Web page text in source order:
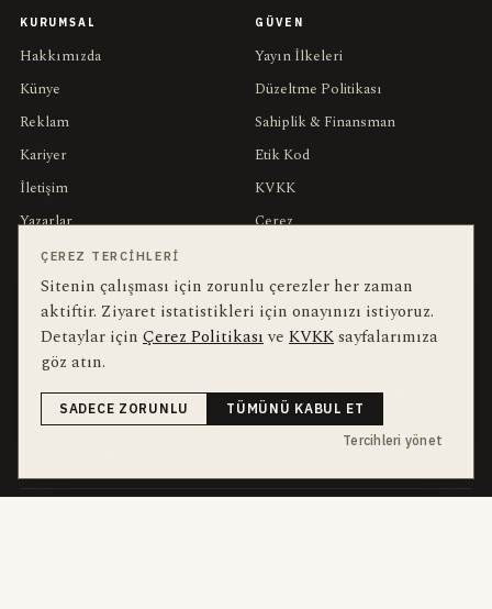
KURUMSAL
Hakkımızda
Künye
Reklam
Kariyer
İletişim
Yazarlar
Muhabirler
Editörler
GÜVEN
Yayın İlkeleri
Düzeltme Politikası
Sahiplik & Finansman
Etik Kod
KVKK
Çerez
Kullanım Şartları
YEREL ARANANLAR
İnegöl inegol-belediyesi alper-taban trafik-kazasi
İnegöl Haber
Güncel
Haberler bursa-buyuksehir-belediyesi
ÇEREZ TERCIHLERI
Sitenin çalışması için zorunlu çerezler her zaman
aktiftir. Ziyaret istatistikleri için onayınızı istiyoruz.
Detaylar için Çerez Politikasıve KVKKsayfalarımıza
göz atın.
SADECE ZORUNLU
TÜMÜNÜ KABUL ET
Tercihleri yönet